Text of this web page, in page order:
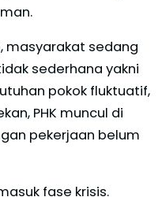
masyarakat sedang
sederhana yakni
pokok fluktuatif,
PHK muncul di
pekerjaan belum
fase krisis.